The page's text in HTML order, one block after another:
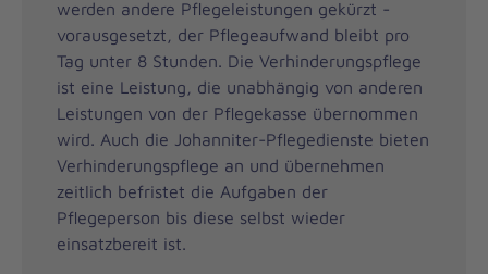
werden andere Pflegeleistungen gekürzt -
vorausgesetzt, der Pflegeaufwand bleibt pro
Tag unter 8 Stunden. Die Verhinderungspflege
ist eine Leistung, die unabhängig von anderen
Leistungen von der Pflegekasse übernommen
wird. Auch die Johanniter-Pflegedienste bieten
Verhinderungspflege an und übernehmen
zeitlich befristet die Aufgaben der
Pflegeperson bis diese selbst wieder
einsatzbereit ist.